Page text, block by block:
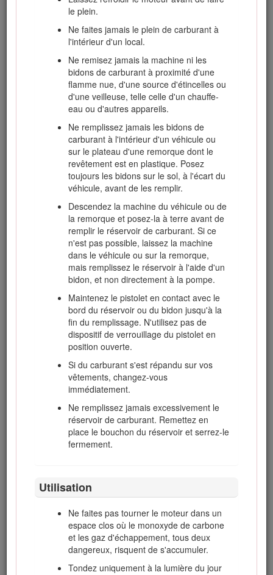
le plein.
Ne faites jamais le plein de carburant à
l'intérieur d'un local.
Ne remisez jamais la machine ni les
bidons de carburant à proximité d'une
flamme nue, d'une source d'étincelles ou
d'une veilleuse, telle celle d'un chauffe-
eau ou d'autres appareils.
Ne remplissez jamais les bidons de
carburant à l'intérieur d'un véhicule ou
sur le plateau d'une remorque dont le
revêtement est en plastique. Posez
toujours les bidons sur le sol, à l'écart du
véhicule, avant de les remplir.
Descendez la machine du véhicule ou de
la remorque et posez-la à terre avant de
remplir le réservoir de carburant. Si ce
n'est pas possible, laissez la machine
dans le véhicule ou sur la remorque,
mais remplissez le réservoir à l'aide d'un
bidon, et non directement à la pompe.
Maintenez le pistolet en contact avec le
bord du réservoir ou du bidon jusqu'à la
fin du remplissage. N'utilisez pas de
dispositif de verrouillage du pistolet en
position ouverte.
Si du carburant s'est répandu sur vos
vêtements, changez-vous
immédiatement.
Ne remplissez jamais excessivement le
réservoir de carburant. Remettez en
place le bouchon du réservoir et serrez-le
fermement.
Utilisation
Ne faites pas tourner le moteur dans un
espace clos où le monoxyde de carbone
et les gaz d'échappement, tous deux
dangereux, risquent de s'accumuler.
Tondez uniquement à la lumière du jour
procéder à son entretien. Certaines
législations imposent un âge minimum pour
l'utilisation de ce type d'appareil.
surtout des enfants ou des animaux
familiers, se trouvent à proximité.
N'oubliez jamais que l'utilisateur est
responsable des accidents ou dommages
causés à d'autres personnes et à leurs
possessions.
Ne transportez pas de passagers.
Tous les utilisateurs et les mécaniciens sont
tenus de suivre une formation
professionnelle et pratique. Le propriétaire
de la machine doit assurer la formation des
utilisateurs. La formation doit insister sur les
points suivants :
La nécessité de consacrer toute son
attention à la conduite lors de
l'utilisation d'une machine autoportée.
L'application du frein ne permet pas
de regagner le contrôle d'une machine
autoportée en cas de problème sur
une pente. La perte de contrôle est
due le plus souvent :
roues
à une conduite trop rapide
à un freinage inadéquat
à un type de machine non
adapté à la tâche
à un attelage incorrect ou à une
mauvaise répartition de la
charge
Le propriétaire/l'utilisateur est responsable
des dommages matériels ou corporels et
peut les prévenir.